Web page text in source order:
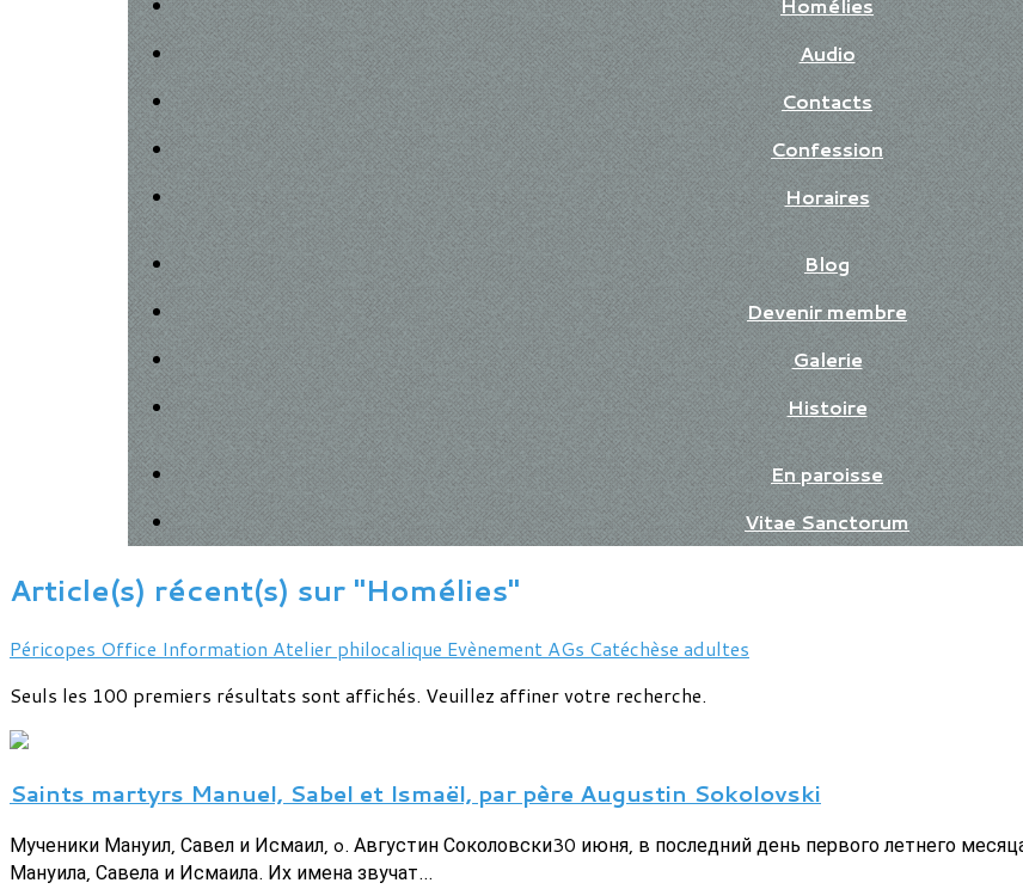
Audio
Contacts
Confession
Horaires
Blog
Devenir membre
Galerie
Histoire
En paroisse
Vitae Sanctorum
Article(s) récent(s) sur "Homélies"
Péricopes Office Information Atelier philocalique Evènement AGs Catéchèse adultes
Seuls les 100 premiers résultats sont affichés. Veuillez affiner votre recherche.
Saints martyrs Manuel, Sabel et Ismaël, par père Augustin Sokolovski
Мученики Мануил, Савел и Исмаил, o. Августин Соколовски30 июня, в последний день первого летнего
Мануила, Савела и Исмаила. Их имена звучат...